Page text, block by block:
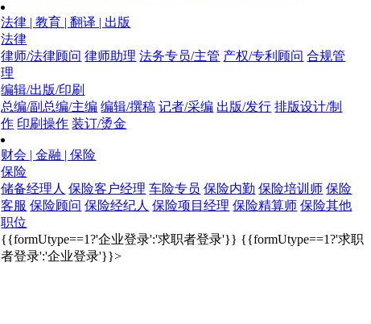
法律 | 教育 | 翻译 | 出版
法律
律师/法律顾问 律师助理 法务专员/主管 产权/专利顾问 合规管
理
编辑/出版/印刷
总编/副总编/主编 编辑/撰稿 记者/采编 出版/发行 排版设计/制
作 印刷操作 装订/烫金
财会 | 金融 | 保险
保险
储备经理人 保险客户经理 车险专员 保险内勤 保险培训师 保险
客服 保险顾问 保险经纪人 保险项目经理 保险精算师 保险其他
职位
{{formUtype==1?'企业登录':'求职者登录'}} {{formUtype==1?'求职
者登录':'企业登录'}}>